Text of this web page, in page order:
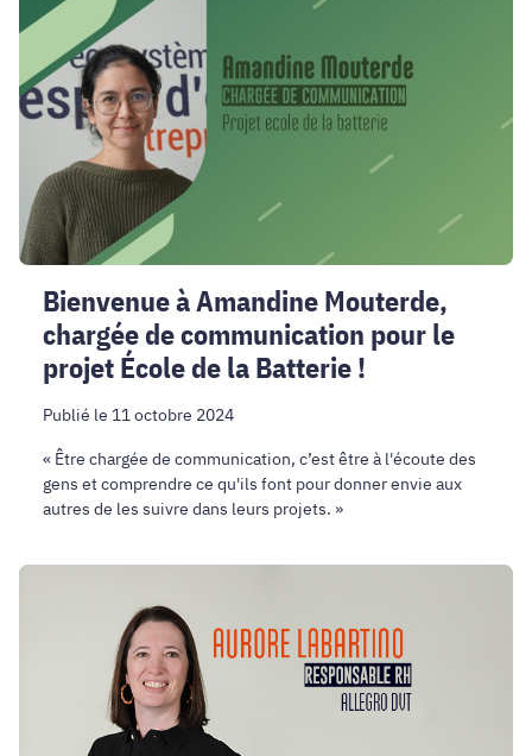
Amandine
Mouterde,
chargée
de
communication
pour
le
projet
École
de
Batterie
Bienvenue à Amandine Mouterde,
chargée de communication pour le
projet École de la Batterie !
Publié le 11 octobre 2024
« Être chargée de communication, c’est être à l'écoute des
gens et comprendre ce qu'ils font pour donner envie aux
autres de les suivre dans leurs projets. »
Entretien
Labartino,
Responsable